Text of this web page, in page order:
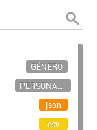
GÉNERO
PERSONAL CIENTÍFICO-TECNOLÓGICO
json
csv